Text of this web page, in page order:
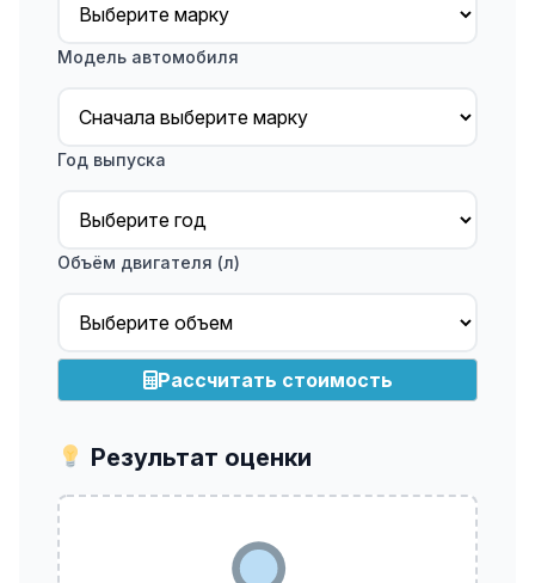
Модель автомобиля
Год выпуска
Объём двигателя (л)
Рассчитать стоимость
Результат оценки